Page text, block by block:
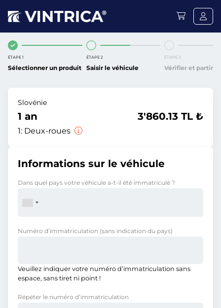
ÉTAPE 1
Sélectionner un produit
ÉTAPE 2
Saisir le véhicule
ÉTAPE 3
Vérifier et partir
Slovénie
1 an
1: Deux-roues
3'860.13 TL ₺
Informations sur le véhicule
Dans quel pays votre véhicule a-t-il été immatriculé ?
Numéro d’immatriculation (sans indication du pays)
Veuillez indiquer votre numéro d’immatriculation sans
espace, sans tiret ni point !
Répéter le numéro d’immatriculation